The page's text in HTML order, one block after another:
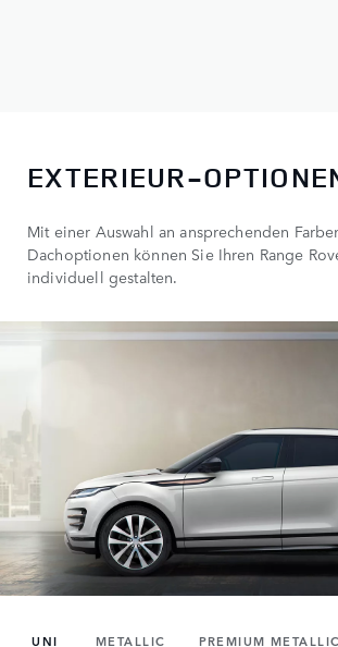
EXTERIEUR-
Mit einer Auswahl an ansprechenden
Dachoptionen können Sie Ihren Range
individuell gestalten.
UNI METALLIC PREMIUM METALLIC